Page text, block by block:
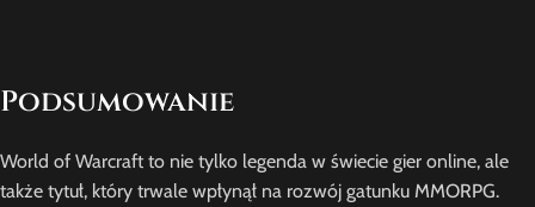
Podsumowanie
World of Warcraft to nie tylko legenda w świecie gier online, ale
także tytuł, który trwale wpłynął na rozwój gatunku MMORPG.